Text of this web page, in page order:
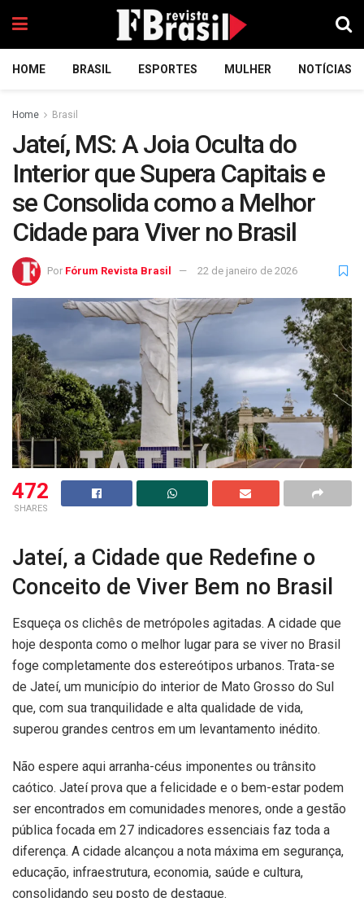
HOME BRASIL ESPORTES MULHER NOTÍCIAS
Home Brasil
Jateí, MS: A Joia Oculta do
Interior que Supera Capitais e
se Consolida como a Melhor
Cidade para Viver no Brasil
Por Fórum Revista Brasil 22 de janeiro de 2026
472
SHARES
Jateí, a Cidade que Redefine o
Conceito de Viver Bem no Brasil
Esqueça os clichês de metrópoles agitadas. A cidade que
hoje desponta como o melhor lugar para se viver no Brasil
foge completamente dos estereótipos urbanos. Trata-se
de Jateí, um município do interior de Mato Grosso do Sul
que, com sua tranquilidade e alta qualidade de vida,
superou grandes centros em um levantamento inédito.
Não espere aqui arranha-céus imponentes ou trânsito
caótico. Jateí prova que a felicidade e o bem-estar podem
ser encontrados em comunidades menores, onde a gestão
pública focada em 27 indicadores essenciais faz toda a
diferença. A cidade alcançou a nota máxima em segurança,
educação, infraestrutura, economia, saúde e cultura,
consolidando seu posto de destaque.